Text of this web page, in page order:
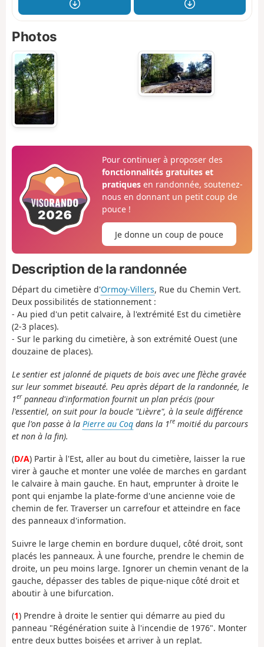
Photos
Pour continuer à proposer des
fonctionnalités gratuites et
pratiquesen randonnée, soutenez-
nous en donnant un petit coup de
pouce !
Je donne un coup de pouce
Description de la randonnée
Départ du cimetière d'Ormoy-Villers, Rue du Chemin Vert.
Deux possibilités de stationnement :
- Au pied d'un petit calvaire, à l'extrémité Est du cimetière
(2-3 places).
- Sur le parking du cimetière, à son extrémité Ouest (une
douzaine de places).
Le sentier est jalonné de piquets de bois avec une flèche gravée
sur leur sommet biseauté. Peu après départ de la randonnée, le
1erpanneau d'information fournit un plan précis (pour
l'essentiel, on suit pour la boucle "Lièvre", à la seule différence
que l'on passe à la Pierre au Coq dans la 1re moitié du parcours
et non à la fin).
(D/A) Partir à l'Est, aller au bout du cimetière, laisser la rue
virer à gauche et monter une volée de marches en gardant
le calvaire à main gauche. En haut, emprunter à droite le
pont qui enjambe la plate-forme d'une ancienne voie de
chemin de fer. Traverser un carrefour et atteindre en face
des panneaux d'information.
Suivre le large chemin en bordure duquel, côté droit, sont
placés les panneaux. À une fourche, prendre le chemin de
droite, un peu moins large. Ignorer un chemin venant de la
gauche, dépasser des tables de pique-nique côté droit et
aboutir à une bifurcation.
(1) Prendre à droite le sentier qui démarre au pied du
panneau "Régénération suite à l'incendie de 1976". Monter
entre deux buttes boisées et arriver à un replat.